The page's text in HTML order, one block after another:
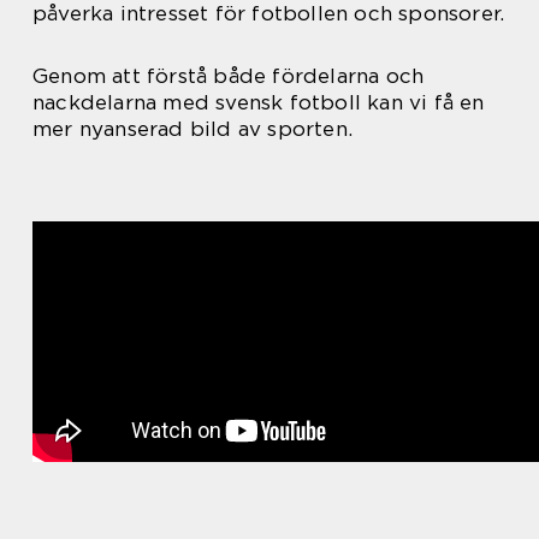
påverka intresset för fotbollen och sponsorer.
Genom att förstå både fördelarna och
nackdelarna med svensk fotboll kan vi få en
mer nyanserad bild av sporten.